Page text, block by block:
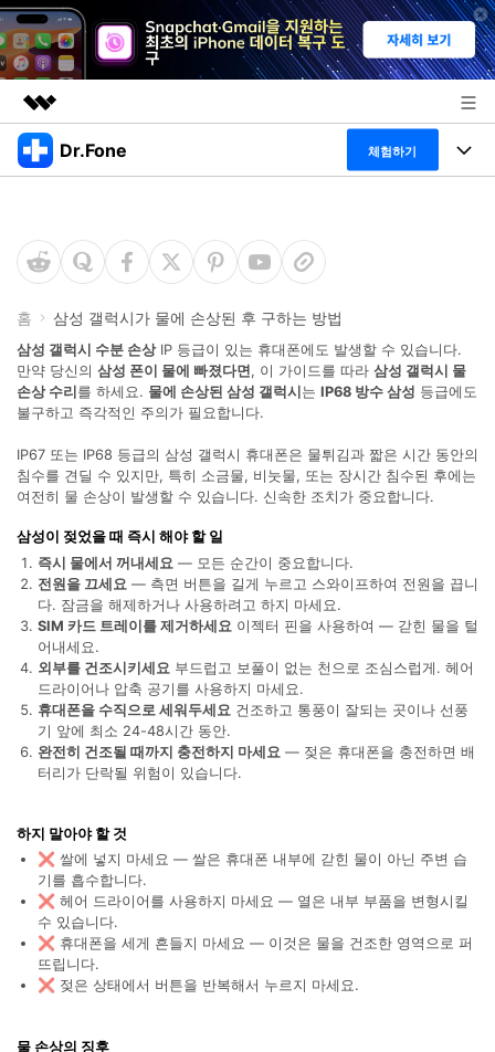
주요 제품
개요
솔루션
회사 소개
뉴스룸
플랜 및 가격
Dr.Fone 체험하기
특징
폴 툴킷 보기 >
프로그램
데스크탑
모바일
온라인
더 보기
탐색 및 발견
닥터폰 하이라이트 살펴보기
사용 방법은 무엇입니까?
고객 지원 센터
리소스
다운로드 센터
공식 설치 파일 및 최신 버전 업데이트를 제공
합니다.
리소스 허브
3,000개 이상의 사용 가이드, 전문가 팁 및 최
신 모바일 소식을 확인하세요.
사용 가이드
고객 지원
iOS26 다운그레이드
무료 다운로드 로그인
검색하기
홈 삼성 갤럭시가 물에 손상된 후 구하는 방법
삼성 갤럭시 수분 손상IP 등급이 있는 휴대폰에도 발생할 수 있습니다.
만약 당신의 삼성 폰이 물에 빠졌다면 , 이 가이드를 따라 삼성 갤럭시 물
손상 수리 를 하세요. 물에 손상된 삼성 갤럭시 는 IP68 방수 삼성 등급에도
불구하고 즉각적인 주의가 필요합니다.
IP67 또는 IP68 등급의 삼성 갤럭시 휴대폰은 물튀김과 짧은 시간 동안의
침수를 견딜 수 있지만, 특히 소금물, 비눗물, 또는 장시간 침수된 후에는
여전히 물 손상이 발생할 수 있습니다. 신속한 조치가 중요합니다.
삼성이 젖었을 때 즉시 해야 할 일
즉시 물에서 꺼내세요 — 모든 순간이 중요합니다.
전원을 끄세요 — 측면 버튼을 길게 누르고 스와이프하여 전원을 끕니
다. 잠금을 해제하거나 사용하려고 하지 마세요.
SIM 카드 트레이를 제거하세요 이젝터 핀을 사용하여 — 갇힌 물을 털
어내세요.
외부를 건조시키세요 부드럽고 보풀이 없는 천으로 조심스럽게. 헤어
드라이어나 압축 공기를 사용하지 마세요.
휴대폰을 수직으로 세워두세요 건조하고 통풍이 잘되는 곳이나 선풍
기 앞에 최소 24-48시간 동안.
완전히 건조될 때까지 충전하지 마세요 — 젖은 휴대폰을 충전하면 배
터리가 단락될 위험이 있습니다.
하지 말아야 할 것
❌ 쌀에 넣지 마세요 — 쌀은 휴대폰 내부에 갇힌 물이 아닌 주변 습
기를 흡수합니다.
❌ 헤어 드라이어를 사용하지 마세요 — 열은 내부 부품을 변형시킬
수 있습니다.
❌ 휴대폰을 세게 흔들지 마세요 — 이것은 물을 건조한 영역으로 퍼
뜨립니다.
❌ 젖은 상태에서 버튼을 반복해서 누르지 마세요.
물 손상의 징후